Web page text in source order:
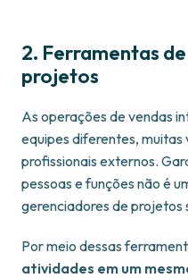
2. Ferramentas
projetos
As operações de vendas
equipes diferentes,
profissionais externos.
pessoas e funções não é
gerenciadores de projetos
Por meio dessas
atividades em um